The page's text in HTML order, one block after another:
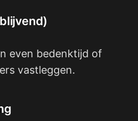
even bedenktijd of
vastleggen.